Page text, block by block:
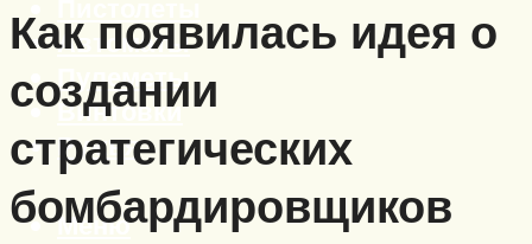
Автоматы
Пулеметы
Винтовки
Ружья
Меню
Как появилась идея о
создании
стратегических
бомбардировщиков